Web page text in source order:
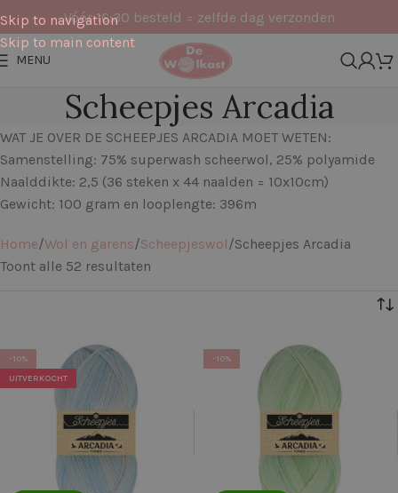
Skip to navigation
Skip to main content
Vóór 16:30 besteld = zelfde dag verzonden
MENU
Scheepjes Arcadia
WAT JE OVER DE SCHEEPJES ARCADIA MOET WETEN:
Samenstelling: 75% superwash scheerwol, 25% polyamide
Naalddikte: 2,5 (36 steken x 44 naalden = 10x10cm)
Gewicht: 100 gram en looplengte: 396m
Home Wol en garens Scheepjeswol Scheepjes Arcadia
Toont alle 52 resultaten
-10%
UITVERKOCHT
-10%